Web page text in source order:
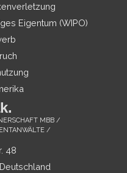
Eigentum (WIPO)
MBB /
/
48